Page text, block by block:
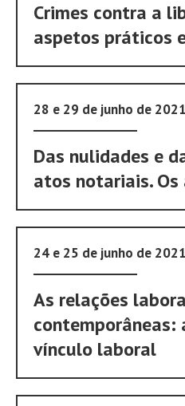
Crimes contra a
aspetos práticos
28 e 29 de junho de
Das nulidades e
atos notariais.
24 e 25 de junho de
As relações
contemporâneas:
vínculo laboral